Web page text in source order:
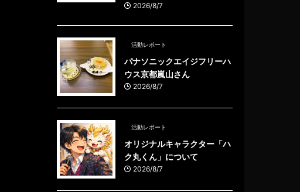
2026/8/7
活動レポート
パナソニックエイジフリーハ
ウス京都嵐山さん
2026/8/7
活動レポート
オリジナルキャラクター「ハ
ク丸くん」について
2026/8/7